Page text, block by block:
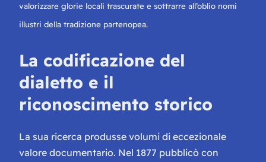
valorizzare glorie locali trascurate e sottrarre all’oblio nomi
illustri della tradizione partenopea.
La codificazione del
dialetto e il
riconoscimento storico
La sua ricerca produsse volumi di eccezionale
valore documentario. Nel 1877 pubblicò con